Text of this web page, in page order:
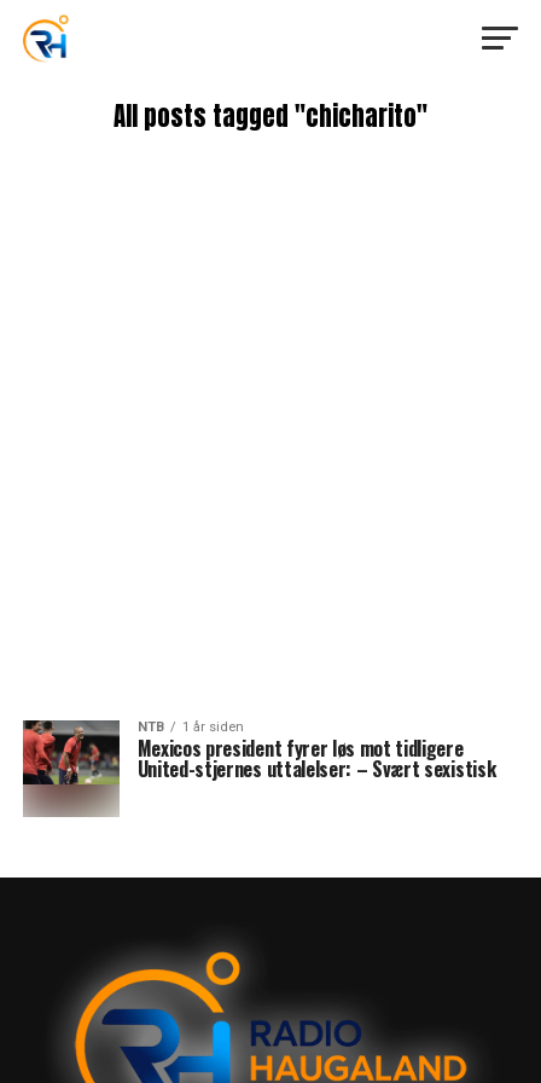
All posts tagged "chicharito"
NTB 1 år siden
Mexicos president fyrer løs mot tidligere
United-stjernes uttalelser: – Svært sexistisk